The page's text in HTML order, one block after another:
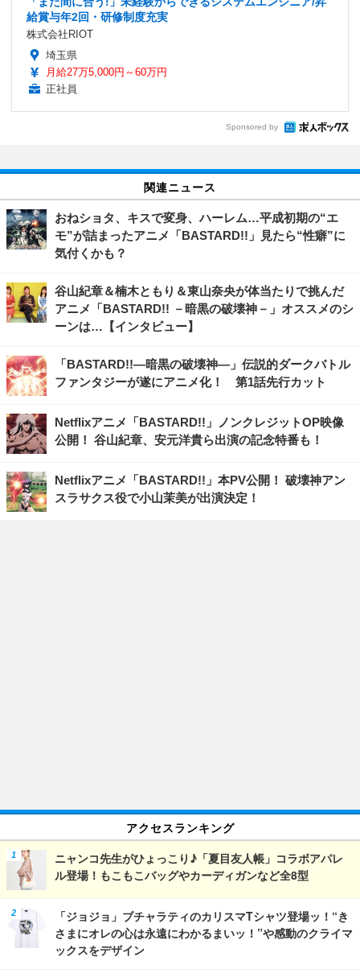
給賞与年2回・研修制度充実
株式会社RIOT
埼玉県
月給27万5,000円～60万円
正社員
Sponsored by
関連ニュース
おねショタ、キスで変身、ハーレム…平成初期の“エ
モ”が詰まったアニメ「BASTARD!!」見たら“性癖”に
気付くかも？
谷山紀章＆楠木ともり＆東山奈央が体当たりで挑んだ
アニメ「BASTARD!! －暗黒の破壊神－」オススメのシ
ーンは…【インタビュー】
「BASTARD!!―暗黒の破壊神―」伝説的ダークバトル
ファンタジーが遂にアニメ化！ 第1話先行カット
Netflixアニメ「BASTARD!!」ノンクレジットOP映像
公開！ 谷山紀章、安元洋貴ら出演の記念特番も！
Netflixアニメ「BASTARD!!」本PV公開！ 破壊神アン
スラサクス役で小山茉美が出演決定！
アクセスランキング
ニャンコ先生がひょっこり♪「夏目友人帳」コラボアパレ
ル登場！もこもこバッグやカーディガンなど全8型
「ジョジョ」ブチャラティのカリスマTシャツ登場ッ！“き
さまにオレの心は永遠にわかるまいッ！”や感動のクライマ
ックスをデザイン